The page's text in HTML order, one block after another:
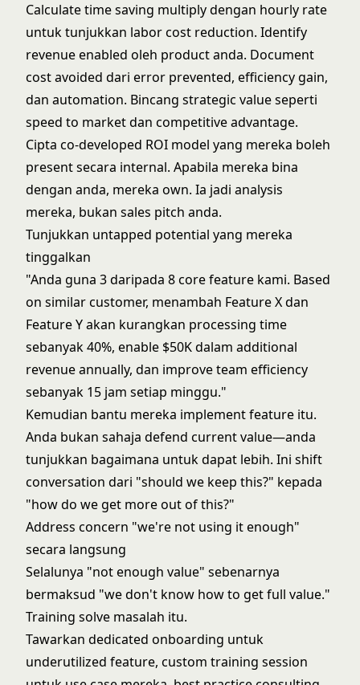
Calculate time saving multiply dengan hourly rate
untuk tunjukkan labor cost reduction. Identify
revenue enabled oleh product anda. Document
cost avoided dari error prevented, efficiency gain,
dan automation. Bincang strategic value seperti
speed to market dan competitive advantage.
Cipta co-developed ROI model yang mereka boleh
present secara internal. Apabila mereka bina
dengan anda, mereka own. Ia jadi analysis
mereka, bukan sales pitch anda.
Tunjukkan untapped potential yang mereka
tinggalkan
"Anda guna 3 daripada 8 core feature kami. Based
on similar customer, menambah Feature X dan
Feature Y akan kurangkan processing time
sebanyak 40%, enable $50K dalam additional
revenue annually, dan improve team efficiency
sebanyak 15 jam setiap minggu."
Kemudian bantu mereka implement feature itu.
Anda bukan sahaja defend current value—anda
tunjukkan bagaimana untuk dapat lebih. Ini shift
conversation dari "should we keep this?" kepada
"how do we get more out of this?"
Address concern "we're not using it enough"
secara langsung
Selalunya "not enough value" sebenarnya
bermaksud "we don't know how to get full value."
Training solve masalah itu.
Tawarkan dedicated onboarding untuk
underutilized feature, custom training session